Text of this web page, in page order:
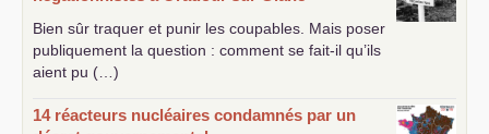
Bien sûr traquer et punir les coupables. Mais poser
publiquement la question : comment se fait-il qu’ils
aient pu (…)
14 réacteurs nucléaires condamnés par un